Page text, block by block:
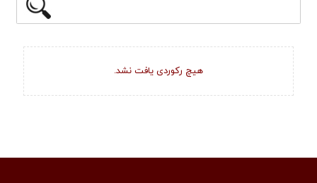
هیچ رکوردی یافت نشد.